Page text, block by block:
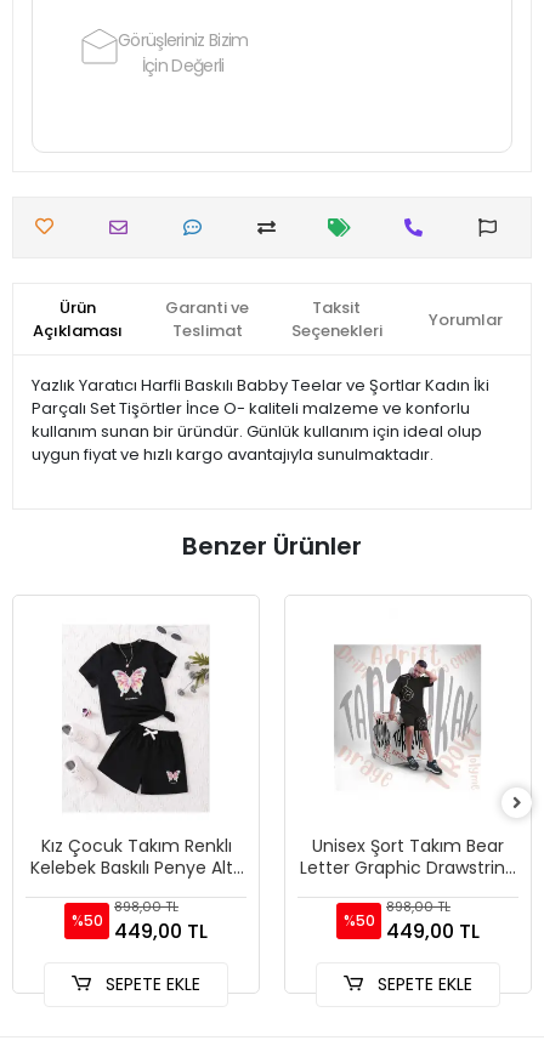
Görüşleriniz Bizim
İçin Değerli
Ürün
Açıklaması
Garanti ve
Teslimat
Taksit
Seçenekleri
Yorumlar
Yazlık Yaratıcı Harfli Baskılı Babby Teelar ve Şortlar Kadın İki
Parçalı Set Tişörtler İnce O- kaliteli malzeme ve konforlu
kullanım sunan bir üründür. Günlük kullanım için ideal olup
uygun fiyat ve hızlı kargo avantajıyla sunulmaktadır.
Benzer Ürünler
Kız Çocuk Takım Renklı
Kelebek Baskılı Penye Alt-
%50
898,00 TL
449,00 TL
SEPETE EKLE
Unisex Şort Takım Bear
Letter Graphic Drawstring
%50
898,00 TL
449,00 TL
SEPETE EKLE